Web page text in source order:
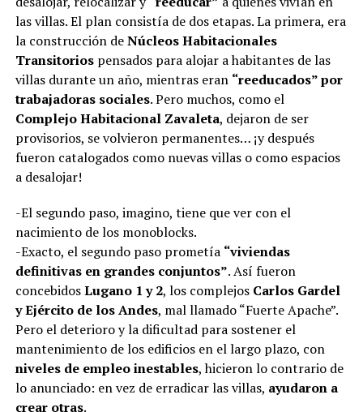
las villas. El plan consistía de dos etapas. La primera, era
la construcción deNúcleos Habitacionales
Transitoriospensados para alojar a habitantes de las
villas durante un año, mientras eran “reeducados” por
trabajadoras sociales. Pero muchos, como el
Complejo Habitacional Zavaleta, dejaron de ser
provisorios, se volvieron permanentes… ¡y después
fueron catalogados como nuevas villas o como espacios
a desalojar!
-El segundo paso, imagino, tiene que ver con el
nacimiento de los monoblocks.
-Exacto, el segundo paso prometía “viviendas
definitivas en grandes conjuntos”. Así fueron
concebidosLugano 1 y 2, los complejos Carlos Gardel
y Ejército de los Andes, mal llamado “Fuerte Apache”.
Pero el deterioro y la dificultad para sostener el
mantenimiento de los edificios en el largo plazo, con
niveles de empleo inestables, hicieron lo contrario de
lo anunciado: en vez de erradicar las villas, ayudaron a
crear otras.